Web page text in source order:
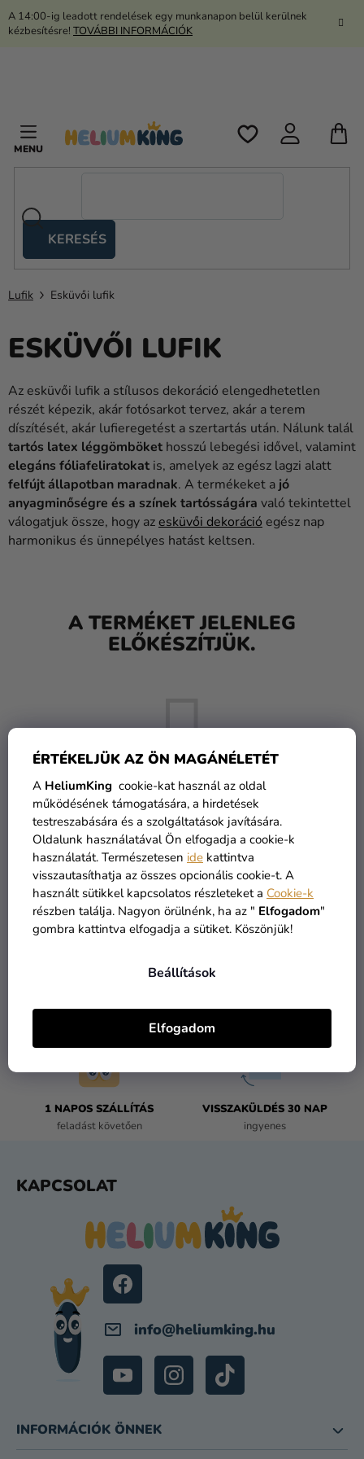
ÉRTÉKELJÜK AZ ÖN MAGÁNÉLETÉT
A HeliumKing cookie-kat használ az oldal
működésének támogatására, a hirdetések
testreszabására és a szolgáltatások javítására.
Oldalunk használatával Ön elfogadja a cookie-k
használatát. Természetesen ide kattintva
visszautasíthatja az összes opcionális cookie-t. A
használt sütikkel kapcsolatos részleteket a Cookie-k
részben találja. Nagyon örülnénk, ha az " Elfogadom"
gombra kattintva elfogadja a sütiket. Köszönjük!
Beállítások
Elfogadom
Ugrás
A 14:00-ig leadott rendelések egy munkanapon belül kerülnek
kézbesítésre! TOVÁBBI INFORMÁCIÓK
KERESÉS
sátrak
Kanekalon
Hélium
és
Esküvő
Party
Dekoráció
és
kiegészítők
Jelmezek
kellékek
Témák
Személyre
szabott
termékek
Kiárusítás
Rólunk
Lufik Esküvői lufik
ESKÜVŐI LUFIK
Az esküvői lufik a stílusos dekoráció elengedhetetlen
részét képezik, akár fotósarkot tervez, akár a terem
díszítését, akár lufieregetést a szertartás után. Nálunk talál
tartós latex léggömböket hosszú lebegési idővel, valamint
elegáns fóliafeliratokat is, amelyek az egész lagzi alatt
felfújt állapotban maradnak. A termékeket a jó
anyagminőségre és a színek tartósságára való tekintettel
válogatjuk össze, hogy azesküvői dekoráció egész nap
harmonikus és ünnepélyes hatást keltsen.
A TERMÉKET JELENLEG
ELŐKÉSZÍTJÜK.
De a többi kategóriát is megtekintheti.
VÁSÁRLÁS FOLYTATÁSA
ÁRU RAKTÁRON
több mint 30.000 termék
INGYENES SZÁLLÍTÁS
19 900 ft felett kínáljuk
1 NAPOS SZÁLLÍTÁS
feladást követően
VISSZAKÜLDÉS 30 NAP
ingyenes
KAPCSOLAT
info@heliumking.hu
INFORMÁCIÓK ÖNNEK